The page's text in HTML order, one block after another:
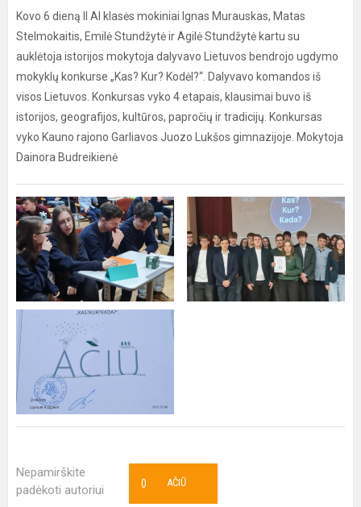
Kovo 6 dieną II AI klasės mokiniai Ignas Murauskas, Matas
Stelmokaitis, Emilė Stundžytė ir Agilė Stundžytė kartu su
auklėtoja istorijos mokytoja dalyvavo Lietuvos bendrojo ugdymo
mokyklų konkurse „Kas? Kur? Kodėl?“. Dalyvavo komandos iš
visos Lietuvos. Konkursas vyko 4 etapais, klausimai buvo iš
istorijos, geografijos, kultūros, papročių ir tradicijų. Konkursas
vyko Kauno rajono Garliavos Juozo Lukšos gimnazijoje. Mokytoja
Dainora Budreikienė
Nepamirškite
padėkoti autoriui
AČIŪ
0